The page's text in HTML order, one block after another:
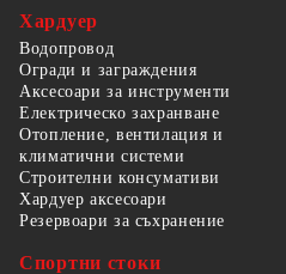
Хардуер
Водопровод
Огради и заграждения
Аксесоари за инструменти
Електрическо захранване
Отопление, вентилация и
климатични системи
Строителни консумативи
Хардуер аксесоари
Резервоари за съхранение
Спортни стоки